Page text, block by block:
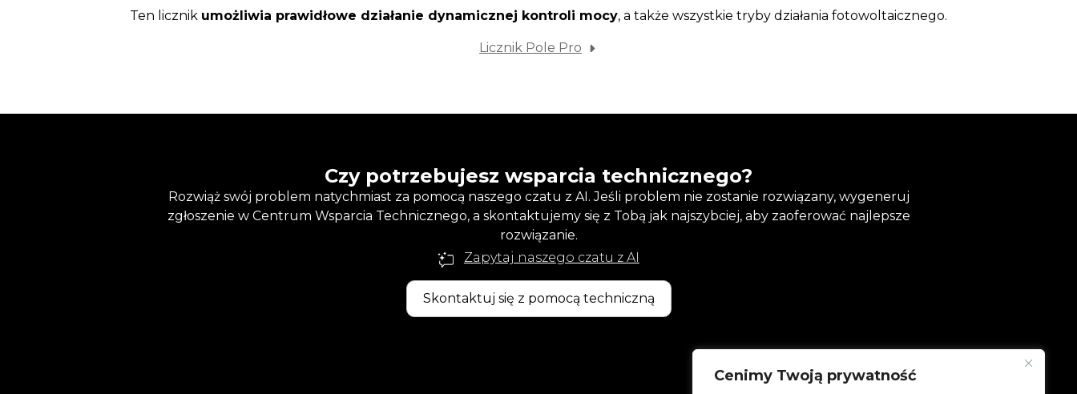
Cenimy Twoją prywatność
Ten licznik umożliwia prawidłowe działanie dynamicznej kontroli mocy, a także wszystkie tryby działania fotowoltaicznego.
Licznik Pole Pro
Czy potrzebujesz wsparcia technicznego?
Rozwiąż swój problem natychmiast za pomocą naszego czatu z AI. Jeśli problem nie zostanie rozwiązany, wygeneruj
zgłoszenie w Centrum Wsparcia Technicznego, a skontaktujemy się z Tobą jak najszybciej, aby zaoferować najlepsze
rozwiązanie.
Zapytaj naszego czatu z AI
Skontaktuj się z pomocą techniczną